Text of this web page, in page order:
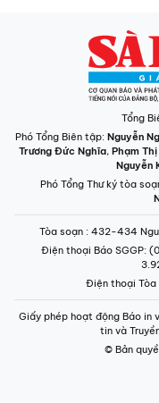
Tổng
Phó Tổng Biên tập: Nguyễn
Trương Đức Nghĩa, Phạm Thị
Nguyễn
Phó Tổng Thư ký tòa
Tòa soạn : 432-434
Điện thoại Báo SGGP:
Điện thoại
Giấy phép hoạt động Báo in
tin và
© Bản